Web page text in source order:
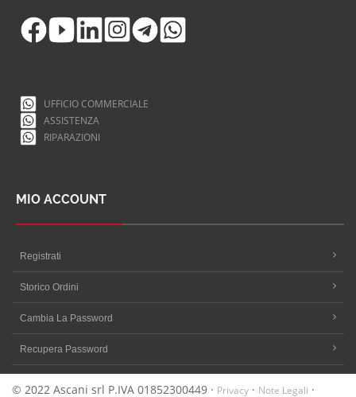
UFFICIO COMMERCIALE
ASSISTENZA
RIPARAZIONI
MIO ACCOUNT
Registrati
Storico Ordini
Cambia La Password
Recupera Password
© 2022 Ascani srl P.IVA 01852300449 · Privacy · Note Legali ·